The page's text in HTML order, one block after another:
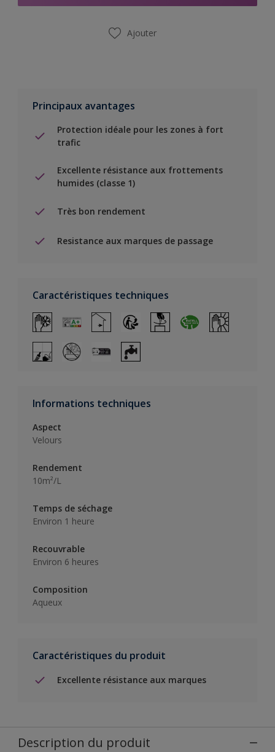
Ajouter
Principaux avantages
Protection idéale pour les zones à fort
trafic
Excellente résistance aux frottements
humides (classe 1)
Très bon rendement
Resistance aux marques de passage
Caractéristiques techniques
Informations techniques
Aspect
Velours
Rendement
10m²/L
Temps de séchage
Environ 1 heure
Recouvrable
Environ 6 heures
Composition
Aqueux
Caractéristiques du produit
Excellente résistance aux marques
Description du produit